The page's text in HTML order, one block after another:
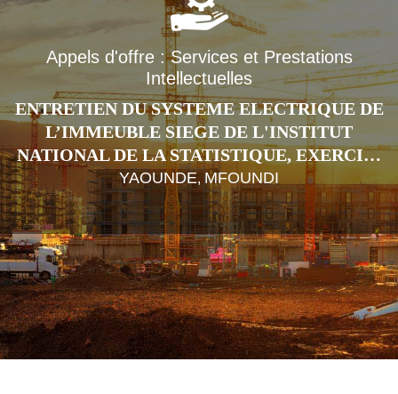
Appels d'offre : Services et Prestations
Intellectuelles
ENTRETIEN DU SYSTEME ELECTRIQUE DE
L’IMMEUBLE SIEGE DE L'INSTITUT
NATIONAL DE LA STATISTIQUE, EXERCI…
YAOUNDE, MFOUNDI